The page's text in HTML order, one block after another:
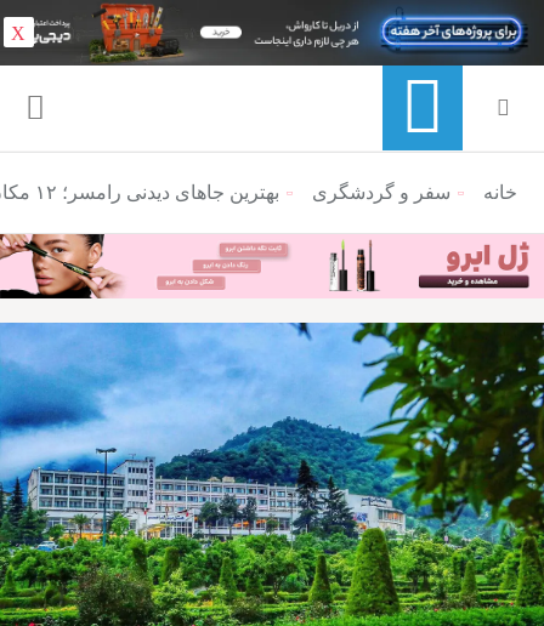
منوی ناوبری خرده نان
خانه سفر و گردشگری بهترین جاهای دیدنی رامسر؛ ۱۲ مکان دیدنی
X